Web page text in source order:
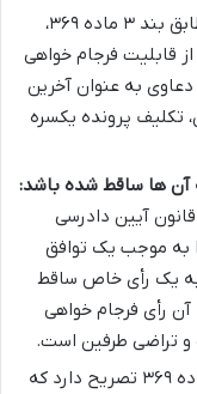
مطابق بند ۳ ماده ۳۶۹،
قابلیت فرجام خواهی
به عنوان آخرین
تکلیف پرونده یکسره
آن ها ساقط شده باشد:
بند ۴ ماده ۳۶۹ و همچنین ماده ۴۳۰ قانون آیین دادرسی
به موجب یک توافق
یک رأی خاص ساقط
آن رأی فرجام خواهی
و تراضی طرفین است.
بند ۵ ماده ۳۶۹ تصریح دارد که